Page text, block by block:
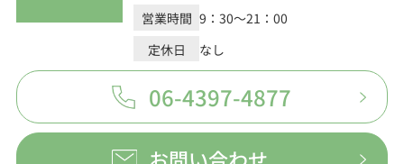
営業時間 9：30～21：00
定休日
なし
06-4397-4877